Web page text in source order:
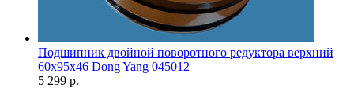
Подшипник двойной поворотного редуктора верхний
60x95x46 Dong Yang 045012
5 299 р.